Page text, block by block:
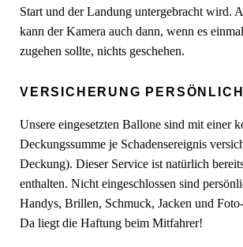
Start und der Landung untergebracht wird.
kann der Kamera auch dann, wenn es
zugehen sollte, nichts geschehen.
VERSICHERUNG
Unsere eingesetzten Ballone sind mit einer
Deckungssumme je Schadensereignis
Deckung). Dieser Service ist natürlich
enthalten. Nicht eingeschlossen sind
Handys, Brillen, Schmuck, Jacken und
Da liegt die Haftung beim Mitfahrer!